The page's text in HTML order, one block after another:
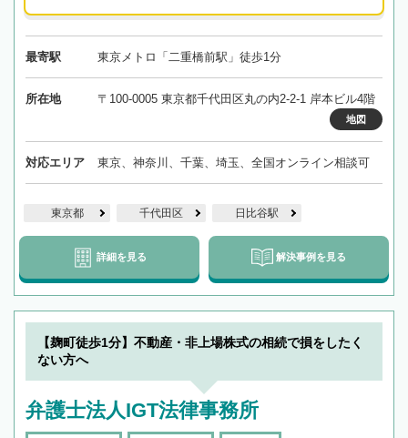
最寄駅 東京メトロ「二重橋前駅」徒歩1分
所在地 〒100-0005 東京都千代田区丸の内2-2-1 岸本ビル4階
地図
対応エリア 東京、神奈川、千葉、埼玉、全国オンライン相談可
東京都 千代田区 日比谷駅
詳細を見る 解決事例を見る
【麹町徒歩1分】不動産・非上場株式の相続で損をしたく
ない方へ
弁護士法人IGT法律事務所